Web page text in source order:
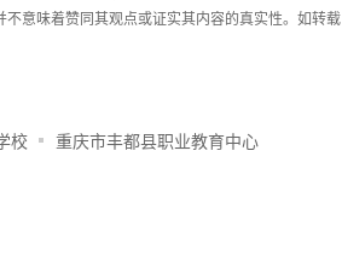
意味着赞同其观点或证实其内容的真实性。如转载
校 重庆市丰都县职业教育中心